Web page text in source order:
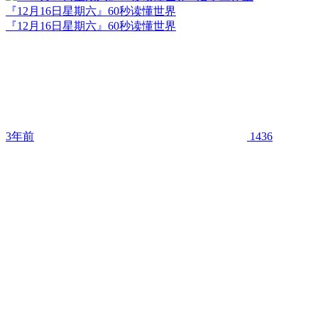
『12月16日星期六』60秒读懂世界
『12月16日星期六』60秒读懂世界
3年前 1436